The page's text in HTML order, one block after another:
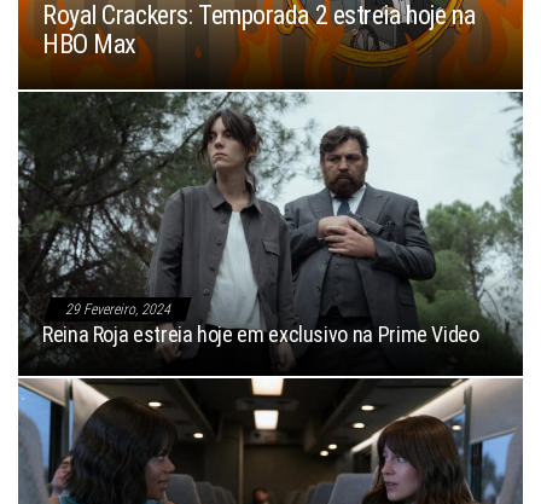
Royal Crackers: Temporada 2 estreia hoje na
HBO Max
29 Fevereiro, 2024
Reina Roja estreia hoje em exclusivo na Prime Video